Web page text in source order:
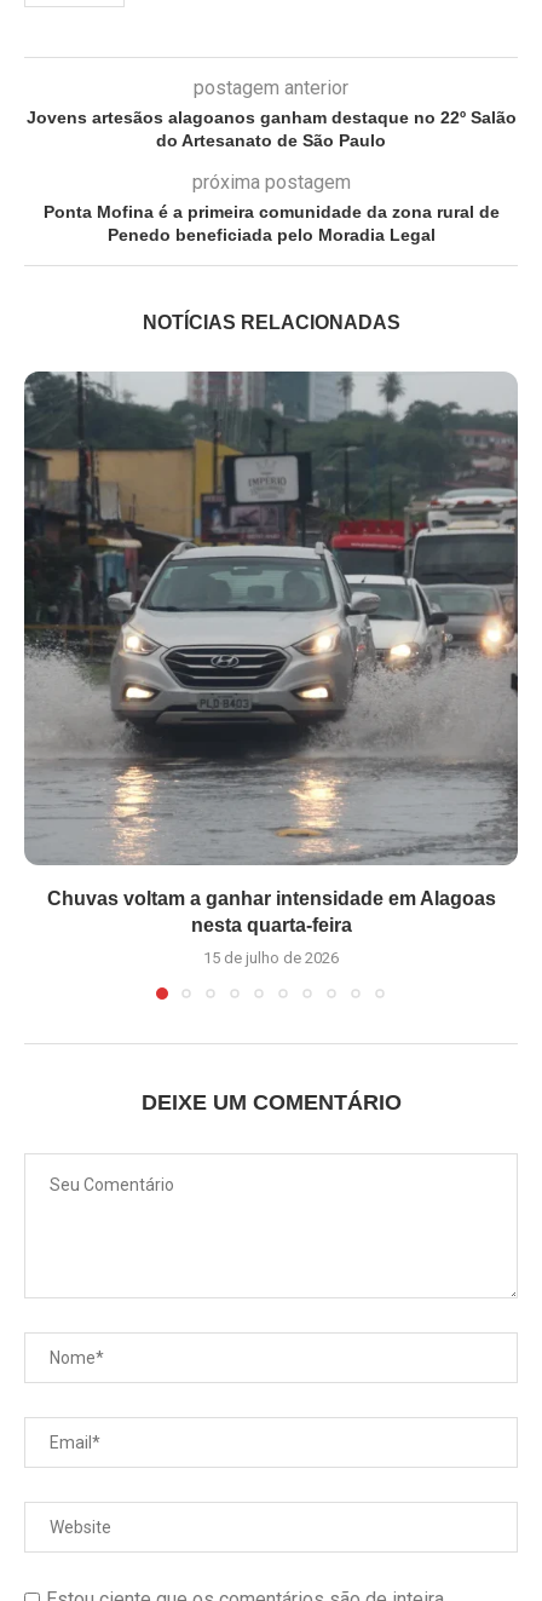
postagem anterior
Jovens artesãos alagoanos ganham destaque no 22º Salão
do Artesanato de São Paulo
próxima postagem
Ponta Mofina é a primeira comunidade da zona rural de
Penedo beneficiada pelo Moradia Legal
NOTÍCIAS RELACIONADAS
Chuvas voltam a ganhar intensidade em Alagoas
nesta quarta-feira
15 de julho de 2026
DEIXE UM COMENTÁRIO